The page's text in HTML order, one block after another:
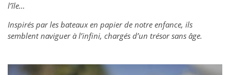
l’île…
Inspirés par les bateaux en papier de notre enfance, ils
semblent naviguer à l’infini, chargés d’un trésor sans âge.